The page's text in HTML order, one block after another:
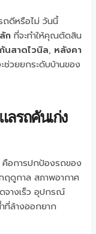
ถดีหรือไม่ วันนี้
ก ที่จะทำให้คุณตัดสิน
กันสาดไวนิล, หลังคา
ช่วยยกระดับบ้านของ
ลรถคันเก่ง
คือการปกป้องรถของ
ฤดูกาล สภาพอากาศ
จางเร็ว อุปกรณ์
ำที่ล้างออกยาก